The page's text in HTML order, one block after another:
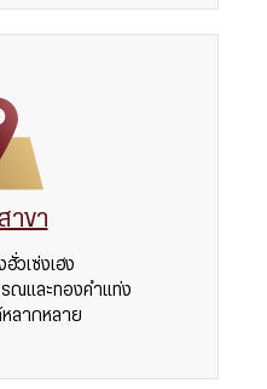
าขา
วเซ่งเฮง
ณและทองคำแท่ง
หลากหลาย